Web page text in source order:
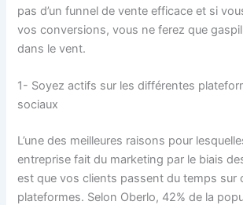
pas d’un funnel de vente efficace et si
vos conversions, vous ne ferez que
dans le vent.
1- Soyez actifs sur les différentes
sociaux
L’une des meilleures raisons pour
entreprise fait du marketing par le biais
est que vos clients passent du temps sur
plateformes. Selon Oberlo, 42% de la